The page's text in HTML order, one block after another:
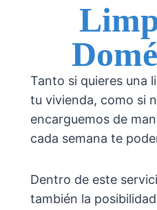
Tanto si quieres una
tu vivienda, como si
encarguemos de
cada semana te
Dentro de este
también la